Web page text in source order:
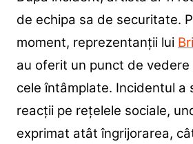
de echipa sa de securitate.
moment, reprezentanții lui
au oferit un punct de
cele întâmplate. Incidentul a
reacții pe rețelele sociale,
exprimat atât îngrijorarea,